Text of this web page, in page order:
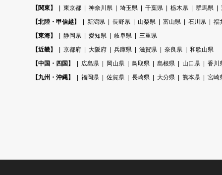
【関東】
東京都 神奈川県 埼玉県 千葉県 栃木県 群馬県
【北陸・甲信越】
新潟県 長野県 山梨県 富山県 石川県
福
【東海】
静岡県 愛知県 岐阜県
三重県
【近畿】
京都府 大阪府 兵庫県 滋賀県 奈良県
和歌山県
【中国・四国】
広島県 岡山県 鳥取県 島根県 山口県
香川
【九州・沖縄】
福岡県 佐賀県 長崎県 大分県 熊本県 宮崎